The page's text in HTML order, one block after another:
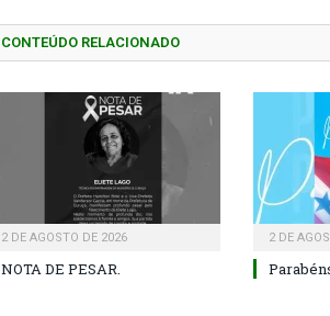
CONTEÚDO RELACIONADO
2 DE AGOSTO DE 2026
NOTA DE PESAR.
2 DE